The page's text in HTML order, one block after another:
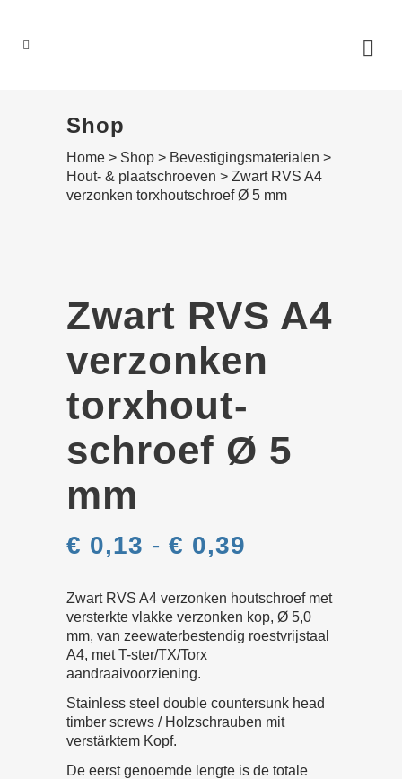
Shop
Home > Shop > Bevestigings­­materialen >
Hout- & plaat­schroeven > Zwart RVS A4
verzonken torx­hout­schroef Ø 5 mm
Zwart RVS A4
verzonken
torx­hout­
schroef Ø 5
mm
€ 0,13 - € 0,39
€ 0,39
Zwart RVS A4 verzonken houtschroef met
versterkte vlakke verzonken kop, Ø 5,0
mm, van zeewaterbestendig roestvrijstaal
A4, met T-ster/TX/Torx
aandraaivoorziening.
Stainless steel double countersunk head
timber screws / Holzschrauben mit
verstärktem Kopf.
De eerst genoemde lengte is de totale